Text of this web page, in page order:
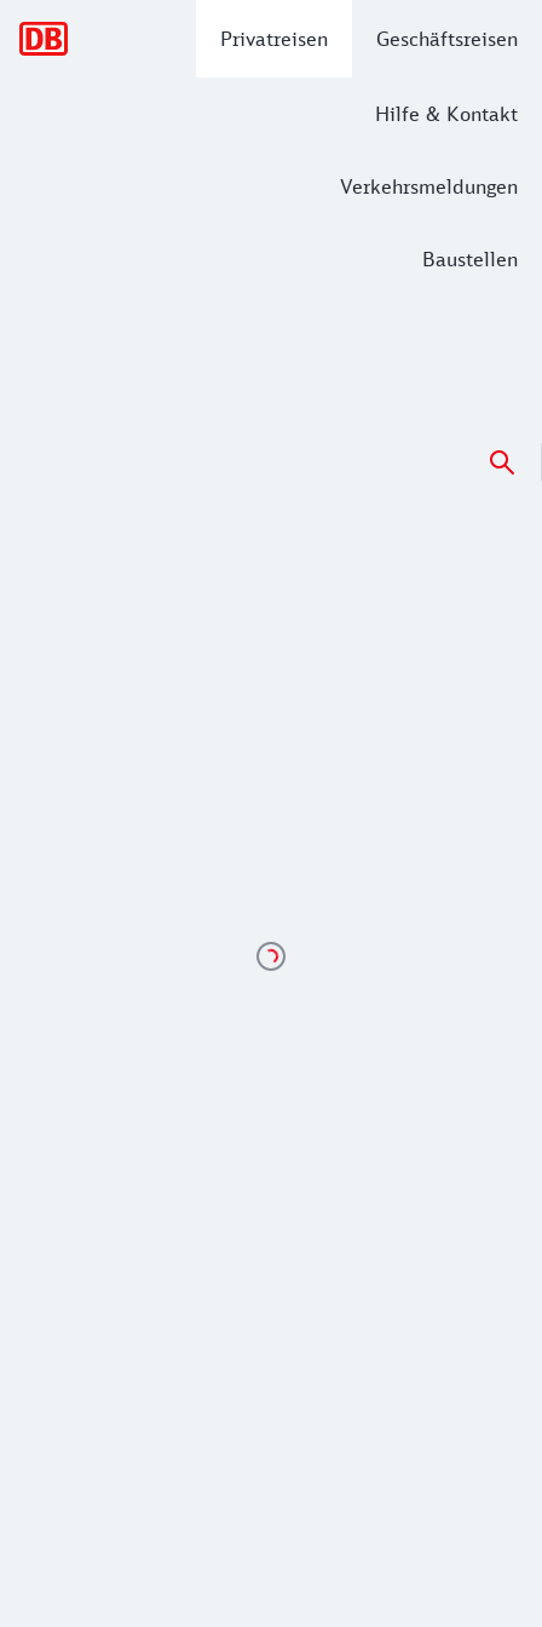
Privatreisen Geschäftsreisen
Hilfe & Kontakt
Verkehrsmeldungen
Baustellen